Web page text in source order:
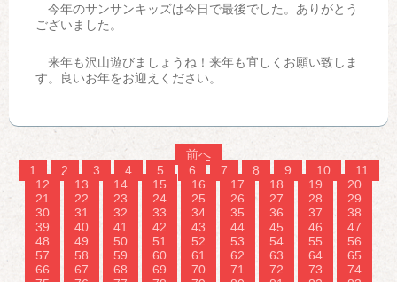
今年のサンサンキッズは今日で最後でした。ありがとう
ございました。
来年も沢山遊びましょうね！来年も宜しくお願い致しま
す。良いお年をお迎えください。
前へ
1
2 3 4 5 6 7 8 9 10
11
12
13 14 15 16 17 18 19
20
21
22 23 24 25 26 27 28
29
30
31 32 33 34 35 36 37
38
39
40 41 42 43 44 45 46
47
48
49 50 51 52 53 54 55
56
57
58 59 60 61 62 63 64
65
66
67 68 69 70 71 72 73
74